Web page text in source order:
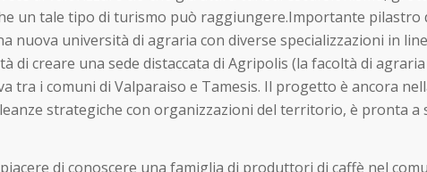
un tale tipo di turismo può raggiungere.Importante pilastro
nuova università di agraria con diverse specializzazioni in
creare una sede distaccata di Agripolis (la facoltà di agraria
tra i comuni di Valparaiso e Tamesis. Il progetto è ancora
strategiche con organizzazioni del territorio, è pronta
di conoscere una famiglia di produttori di caffè nel